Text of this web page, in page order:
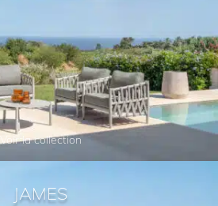
Voir la collection
JAMES